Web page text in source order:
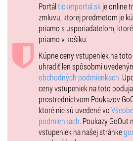
VSTUPENKY: 13 € / 8 € (študenti,
Vstupenky sú dostupné v predpredaji v
„hometicket“.
Predpredaj končí o 12:00 v deň konania
dostupná iba časť kapacity záhrady
počet je pri priaznivom počasí dostupný
objektu 30 minút pred koncertom.
Spoluusporiadateľom podujatia je
stredisko. Súčasť Bratislavského
Domus & Hortus artis z verejných
umenia - hlavný partner projektu.
Portálticketportal.sk je online
zmluvu, ktorej predmetom je
priamo s usporiadateľom,
priamo v košíku.
Kúpne ceny vstupeniek na
uhradiť len spôsobmi
obchodných podmienkach.
ceny vstupeniek na toto
prostredníctvom Poukazov
ktoré nie sú uvedené vo
podmienkach. Poukazy GoOut
vstupeniek na našej stránke